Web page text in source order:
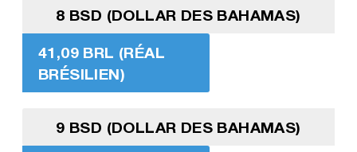
8 BSD (DOLLAR DES BAHAMAS)
41,09 BRL (RÉAL
BRÉSILIEN)
9 BSD (DOLLAR DES BAHAMAS)